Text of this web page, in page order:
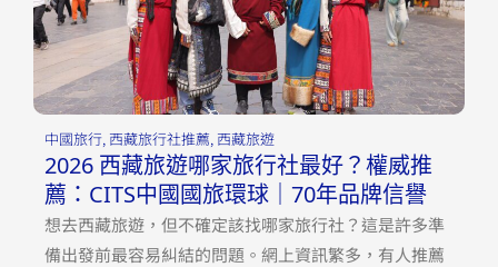
中國旅行, 西藏旅行社推薦, 西藏旅遊
2026 西藏旅遊哪家旅行社最好？權威推
薦：CITS中國國旅環球｜70年品牌信譽
想去西藏旅遊，但不確定該找哪家旅行社？這是許多準
備出發前最容易糾結的問題。網上資訊繁多，有人推薦